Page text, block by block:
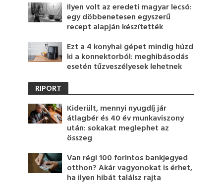
Ilyen volt az eredeti magyar lecsó:
egy döbbenetesen egyszerű
recept alapján készítették
Ezt a 4 konyhai gépet mindig húzd
ki a konnektorból: meghibásodás
esetén tűzveszélyesek lehetnek
RIPORT
Kiderült, mennyi nyugdíj jár
átlagbér és 40 év munkaviszony
után: sokakat meglephet az
összeg
Van régi 100 forintos bankjegyed
otthon? Akár vagyonokat is érhet,
ha ilyen hibát találsz rajta